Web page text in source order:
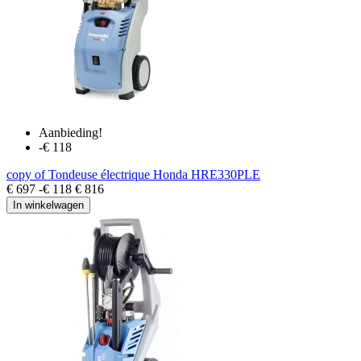
Aanbieding!
-€ 118
copy of Tondeuse électrique Honda HRE330PLE
€ 697 -€ 118 € 816
In winkelwagen